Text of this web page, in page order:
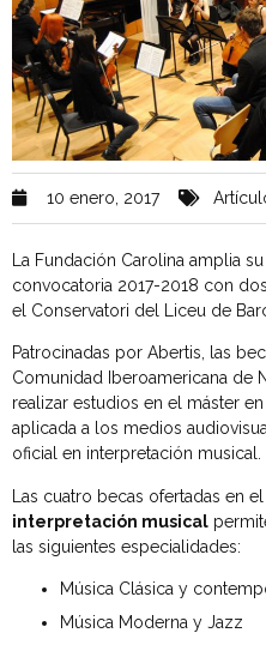
10 enero, 2017
La Fundación Carolina amplia
convocatoria 2017-2018 con
el Conservatori del Liceu de
Patrocinadas por Abertis, las
Comunidad Iberoamericana de
realizar estudios en el máster
aplicada a los medios
oficial en interpretación musical.
Las cuatro becas ofertadas en el
interpretación musical
las siguientes especialidades:
Música Clásica y
Música Moderna y Jazz